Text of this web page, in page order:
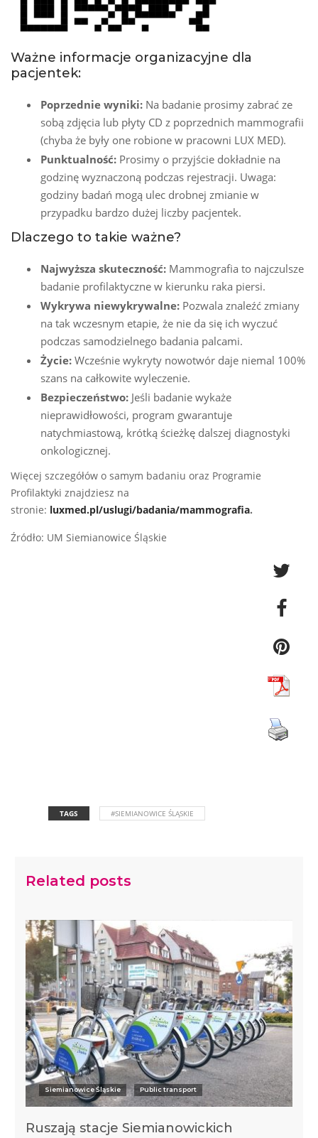
Ważne informacje organizacyjne dla
pacjentek:
Poprzednie wyniki: Na badanie prosimy zabrać ze
sobą zdjęcia lub płyty CD z poprzednich mammografii
(chyba że były one robione w pracowni LUX MED).
Punktualność: Prosimy o przyjście dokładnie na
godzinę wyznaczoną podczas rejestracji. Uwaga:
godziny badań mogą ulec drobnej zmianie w
przypadku bardzo dużej liczby pacjentek.
Dlaczego to takie ważne?
Najwyższa skuteczność: Mammografia to najczulsze
badanie profilaktyczne w kierunku raka piersi.
Wykrywa niewykrywalne: Pozwala znaleźć zmiany
na tak wczesnym etapie, że nie da się ich wyczuć
podczas samodzielnego badania palcami.
Życie: Wcześnie wykryty nowotwór daje niemal 100%
szans na całkowite wyleczenie.
Bezpieczeństwo: Jeśli badanie wykaże
nieprawidłowości, program gwarantuje
natychmiastową, krótką ścieżkę dalszej diagnostyki
onkologicznej.
Więcej szczegółów o samym badaniu oraz Programie
Profilaktyki znajdziesz na
stronie: luxmed.pl/uslugi/badania/mammografia.
Źródło: UM Siemianowice Śląskie
TAGS #SIEMIANOWICE ŚLĄSKIE
Related posts
Siemianowice Śląskie Public transport
Ruszają stacje Siemianowickich